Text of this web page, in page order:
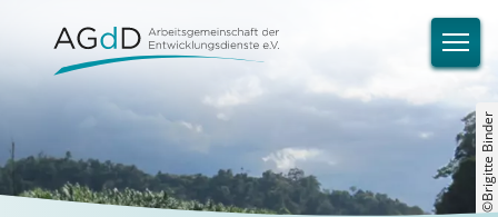
©Brigitte Binder